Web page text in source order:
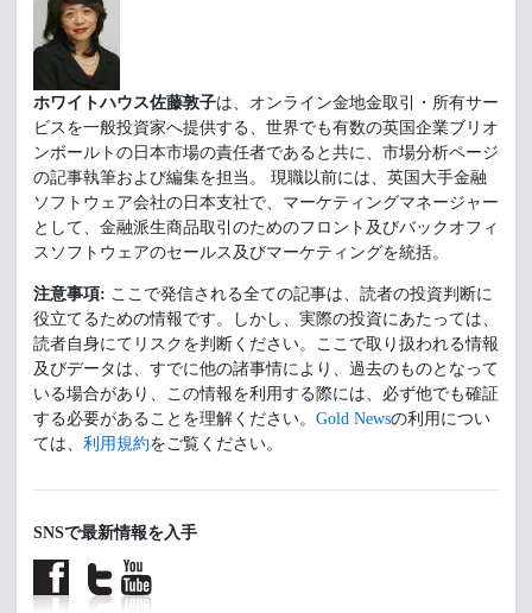
ホワイトハウス佐藤敦子は、オンライン金地金取引・所有サー
ビスを一般投資家へ提供する、世界でも有数の英国企業ブリオ
ンボールトの日本市場の責任者であると共に、市場分析ページ
の記事執筆および編集を担当。 現職以前には、英国大手金融
ソフトウェア会社の日本支社で、マーケティングマネージャー
として、金融派生商品取引のためのフロント及びバックオフィ
スソフトウェアのセールス及びマーケティングを統括。
注意事項: ここで発信される全ての記事は、読者の投資判断に
役立てるための情報です。しかし、実際の投資にあたっては、
読者自身にてリスクを判断ください。ここで取り扱われる情報
及びデータは、すでに他の諸事情により、過去のものとなって
いる場合があり、この情報を利用する際には、必ず他でも確証
する必要があることを理解ください。 Gold Newsの利用につい
ては、 利用規約をご覧ください。
SNSで最新情報を入手